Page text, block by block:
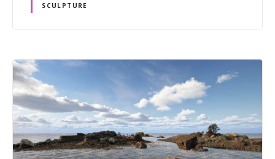
SCULPTURE